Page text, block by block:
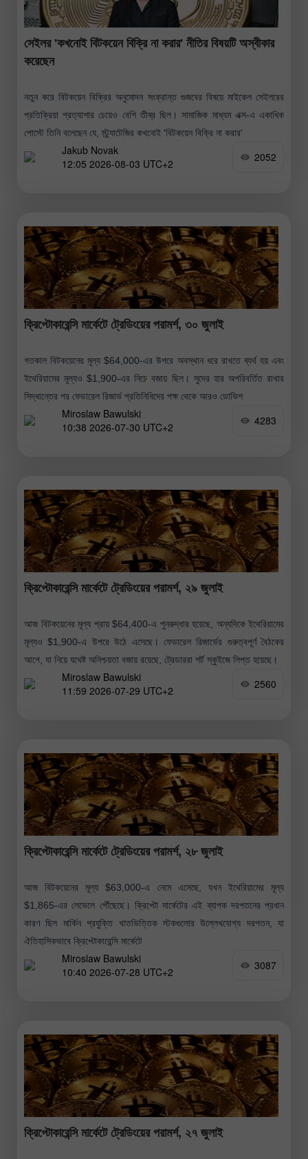
সেইলর 'কখনোই বিটকয়েন বিক্রি না করার' নীতির বিষয়টি অস্বীকার
করেছেন
নতুন করে বিটকয়েন বিক্রির অনুমোদন সংক্রান্ত গুজবের বিষয়ে মাইকেল সেইলরের
প্রতিক্রিয়া প্রত্যাশার চেয়েও বেশি তীব্র ছিল। সামাজিক মাধ্যম এক্স-এ একাধিক
পোস্টে তিনি বলেছেন যে, স্ট্র্যাটেজির কখনোই 'বিটকয়েন বিক্রি না করার'
Jakub Novak
12:05 2026-08-03 UTC+2
2052
ক্রিপ্টোকারেন্সি মার্কেটে ট্রেডিংয়ের পরামর্শ, ৩০ জুলাই
গতকাল বিটকয়েনের মূল্য $64,000-এর উপরে অবস্থান ধরে রাখতে ব্যর্থ হয় এবং
ইথেরিয়ামের মূল্যও $1,900-এর নিচে বজায় ছিল। সুদের হার অপরিবর্তিত রাখার
সিদ্ধান্তের পর ফেডারেল রিজার্ভ প্রতিনিধিদের পক্ষ থেকে আরও ডোভিশ
Miroslaw Bawulski
10:38 2026-07-30 UTC+2
4283
ক্রিপ্টোকারেন্সি মার্কেটে ট্রেডিংয়ের পরামর্শ, ২৯ জুলাই
আজ বিটকয়েনের মূল্য প্রায় $64,400-এ পুনরুদ্ধার হয়েছে, অন্যদিকে ইথেরিয়ামের
মূল্যও $1,900-এ উপরে উঠে এসেছে। ফেডারেল রিজার্ভের গুরুত্বপূর্ণ বৈঠকের
আগে, যা নিয়ে যথেষ্ট অনিশ্চয়তা বজায় রয়েছে, ট্রেডাররা শর্ট স্কুইজে লিপ্ত হয়েছে।
Miroslaw Bawulski
11:59 2026-07-29 UTC+2
2560
ক্রিপ্টোকারেন্সি মার্কেটে ট্রেডিংয়ের পরামর্শ, ২৮ জুলাই
আজ বিটকয়েনের মূল্য $63,000-এ নেমে এসেছে, যখন ইথেরিয়ামের মূল্য
$1,865-এর লেভেলে পৌঁছেছে। ক্রিপ্টো মার্কেটের এই ব্যাপক দরপতনের প্রধান
কারণ ছিল মার্কিন প্রযুক্তি খাতভিত্তিক স্টকগুলোর উল্লেখযোগ্য দরপতন, যা
ঐতিহাসিকভাবে ক্রিপ্টোকারেন্সি মার্কেটে
Miroslaw Bawulski
10:40 2026-07-28 UTC+2
3087
ক্রিপ্টোকারেন্সি মার্কেটে ট্রেডিংয়ের পরামর্শ, ২৭ জুলাই